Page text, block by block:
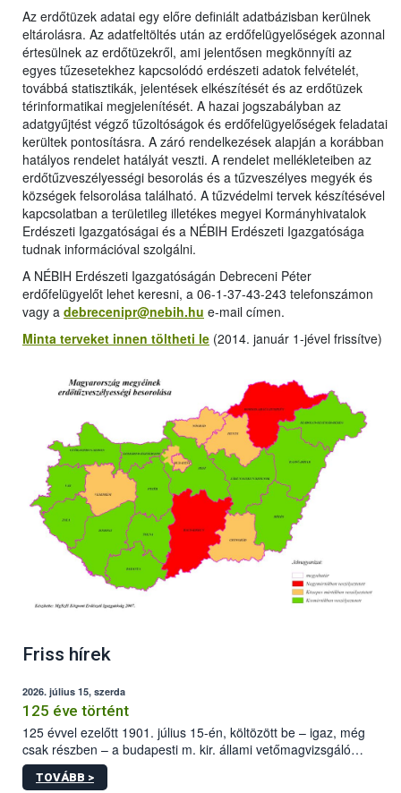
Az erdőtüzek adatai egy előre definiált adatbázisban kerülnek
eltárolásra. Az adatfeltöltés után az erdőfelügyelőségek azonnal
értesülnek az erdőtüzekről, ami jelentősen megkönnyíti az
egyes tűzesetekhez kapcsolódó erdészeti adatok felvételét,
továbbá statisztikák, jelentések elkészítését és az erdőtüzek
térinformatikai megjelenítését. A hazai jogszabályban az
adatgyűjtést végző tűzoltóságok és erdőfelügyelőségek feladatai
kerültek pontosításra. A záró rendelkezések alapján a korábban
hatályos rendelet hatályát veszti. A rendelet mellékleteiben az
erdőtűzveszélyességi besorolás és a tűzveszélyes megyék és
községek felsorolása található. A tűzvédelmi tervek készítésével
kapcsolatban a területileg illetékes megyei Kormányhivatalok
Erdészeti Igazgatóságai és a NÉBIH Erdészeti Igazgatósága
tudnak információval szolgálni.
A NÉBIH Erdészeti Igazgatóságán Debreceni Péter
erdőfelügyelőt lehet keresni, a 06-1-37-43-243 telefonszámon
vagy a debrecenipr@nebih.hu e-mail címen.
Minta terveket innen töltheti le (2014. január 1-jével frissítve)
Friss hírek
2026. július 15, szerda
125 éve történt
125 évvel ezelőtt 1901. július 15-én, költözött be – igaz, még
csak részben – a budapesti m. kir. állami vetőmagvizsgáló
állomás a Kis Rókus utca 15. szám alatti, Czigler Győző által
tervezett új épületébe.
TOVÁBB >